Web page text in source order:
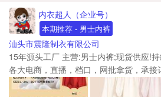
内衣超人（企业号）
本期推荐 - 男士内裤
汕头市震隆制衣有限公司
15年源头工厂 主营:男士内裤;现货供应!
各大电商，直播，档口，网批拿货，承接